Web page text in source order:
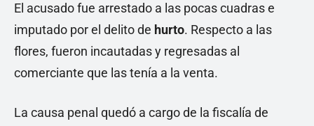
El acusado fue arrestado a las pocas cuadras e
imputado por el delito de hurto. Respecto a las
flores, fueron incautadas y regresadas al
comerciante que las tenía a la venta.
La causa penal quedó a cargo de la fiscalía de